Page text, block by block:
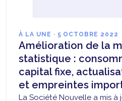
À LA UNE · 5 OCTOBRE 2022
Amélioration de la
statistique :
capital fixe,
et empreintes
La Société Nouvelle a mis à